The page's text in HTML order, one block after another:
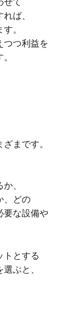
ば、​
。​
つつ利益を​
まです。​
、​
、​どの​
要な​設備や​
トと​する​
ぶと、​